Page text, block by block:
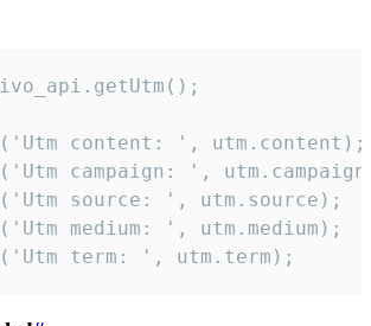
content: ', utm.content);
campaign: ',
source: ', utm.source);
medium: ', utm.medium);
term: ', utm.term);